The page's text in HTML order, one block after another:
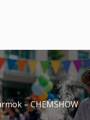
– CHEMSHOW